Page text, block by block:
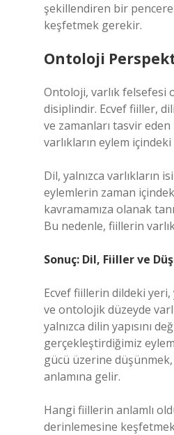
şekillendiren bir
keşfetmek gerekir.
Ontoloji
Ontoloji, varlık felsefesi
disiplindir. Ecvef fiiller,
ve zamanları tasvir
varlıkların eylem
Dil, yalnızca varlıkların
eylemlerin zaman
kavramamıza olanak
Bu nedenle, fiillerin
Sonuç: Dil, Fiiller ve
Ecvef fiillerin dildeki
ve ontolojik düzeyde
yalnızca dilin yapısını
gerçekleştirdiğimiz
gücü üzerine
anlamına gelir.
Hangi fiillerin anlamlı
derinlemesine